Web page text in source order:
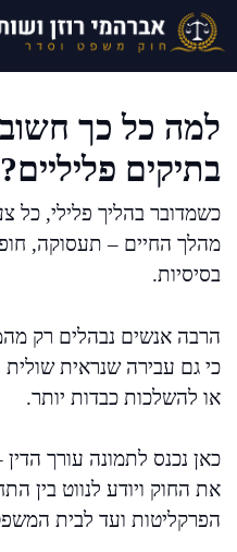
לדלג
לתוכן
למה כל כך חשוב
בתיקים פליליים?
כשמדובר בהליך פלילי, כל
מהלך החיים – תעסוקה, חופש
בסיסיות.
הרבה אנשים נבהלים רק
כי גם עבירה שנראית שולית
או להשלכות כבדות יותר.
כאן נכנס לתמונה עורך
את החוק ויודע לנווט בין
הפרקליטות ועד לבית